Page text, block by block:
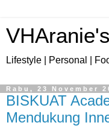
Lifestyle | Personal |
Rabu, 23 November
BISKUAT
Mendukung